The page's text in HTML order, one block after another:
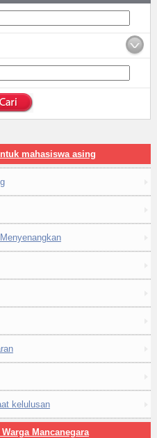
mahasiswa asing
kelulusan
Mancanegara